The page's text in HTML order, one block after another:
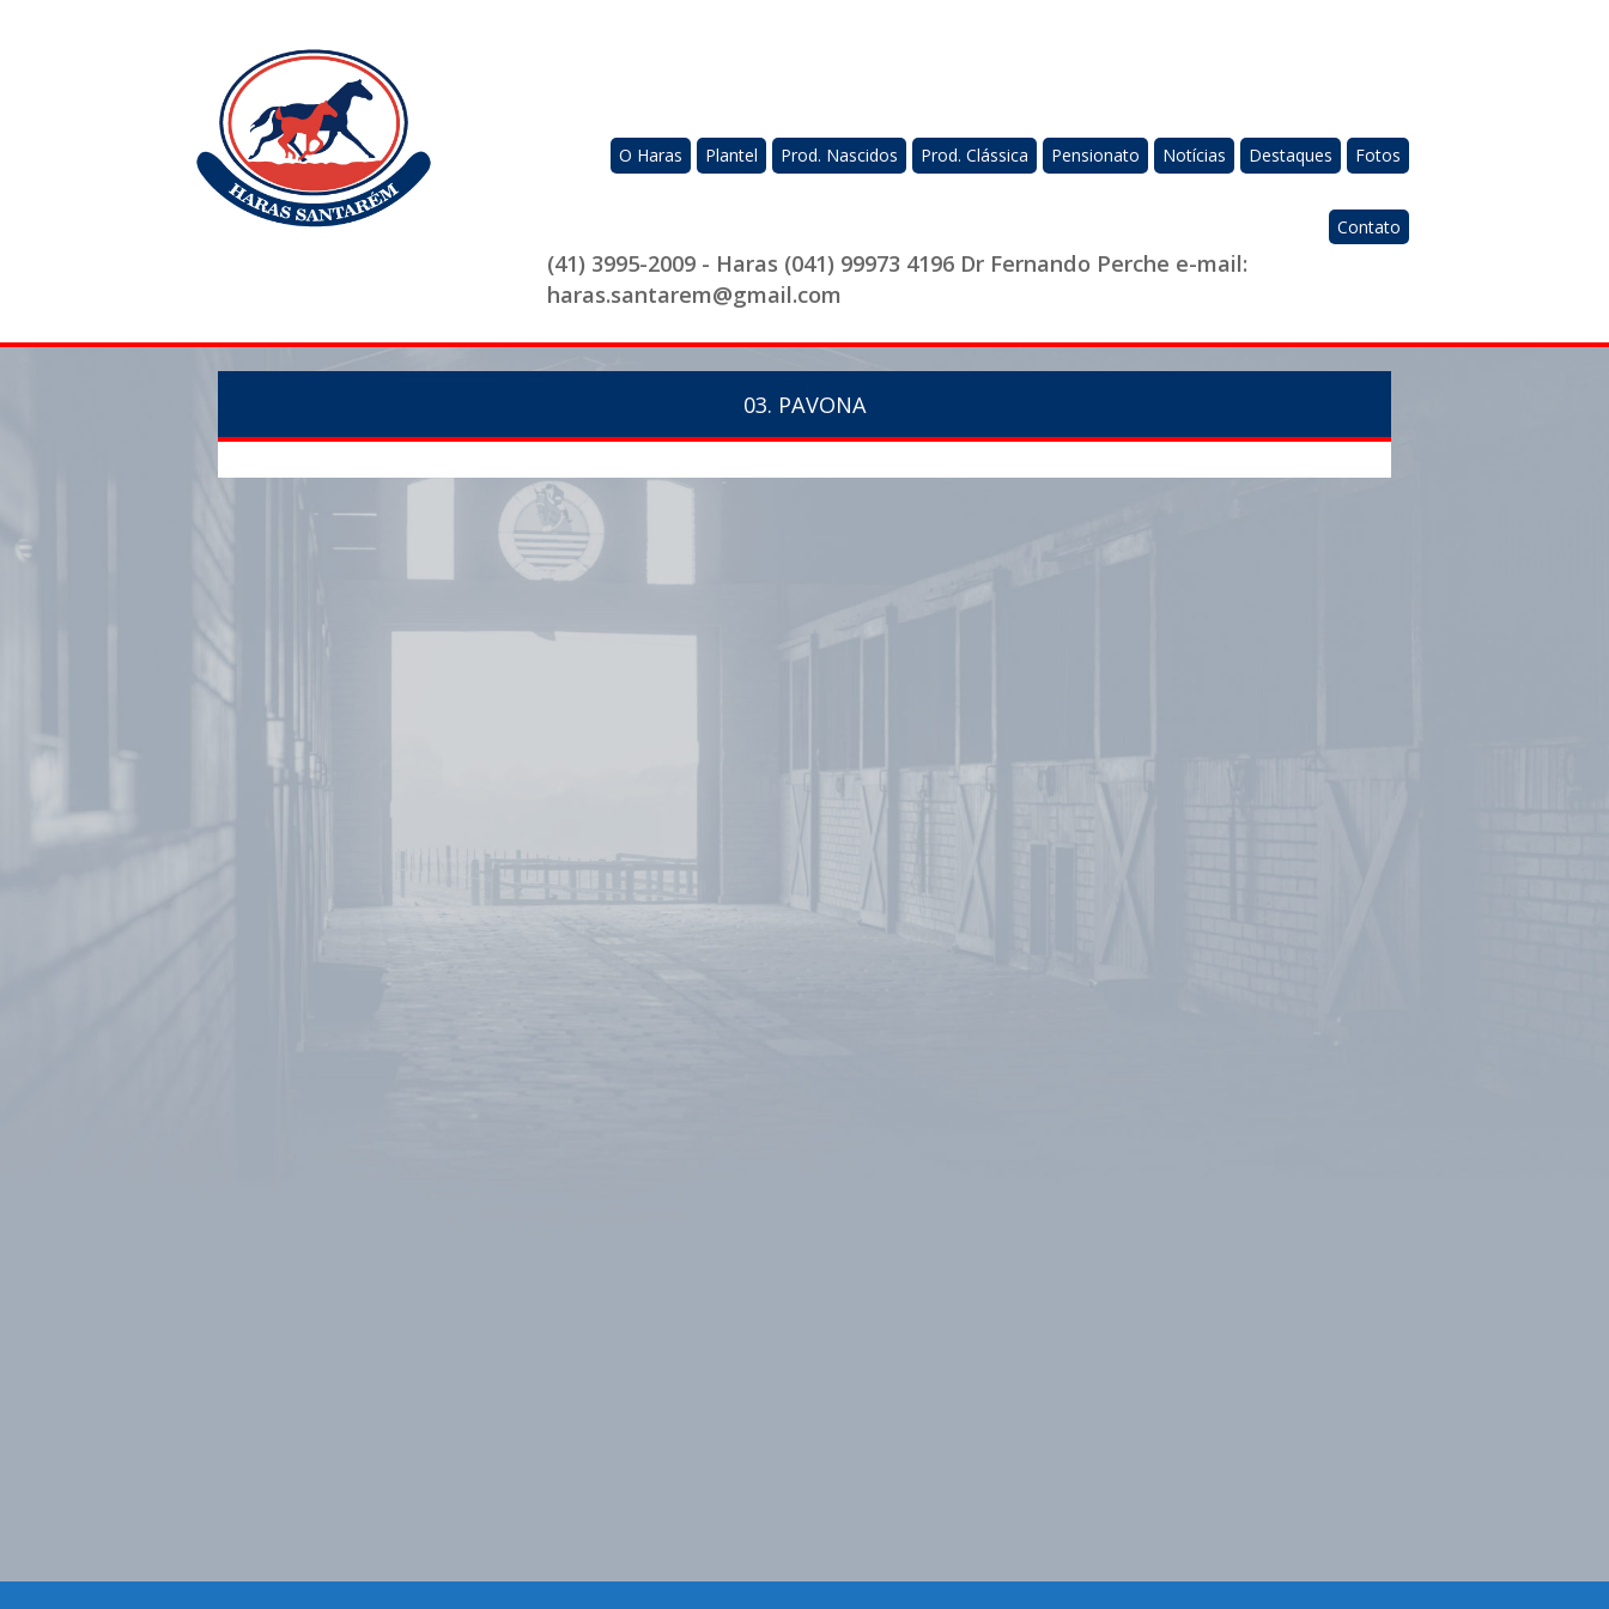
O Haras Plantel Prod. Nascidos Prod. Clássica Pensionato Notícias Destaques Fotos
Contato
(41) 3995-2009 - Haras (041) 99973 4196 Dr Fernando Perche e-mail:
haras.santarem@gmail.com
03. PAVONA